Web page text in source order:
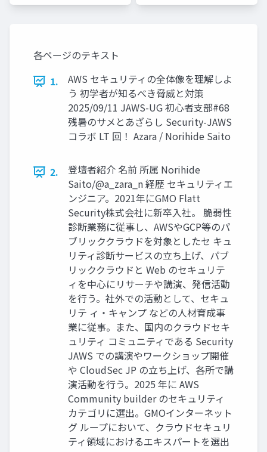
各ページのテキスト
1.
AWS セキュリティの全体像を理解しよ
う 初学者が知るべき脅威と対策
2025/09/11 JAWS-UG 初心者支部#68
残暑のサメとあざらし Security-JAWS
コラボ LT 回！ Azara / Norihide Saito
2.
登壇者紹介 名前 所属 Norihide
Saito/@a_zara_n 経歴 セキュリティエ
ンジニア。2021年にGMO Flatt
Security株式会社に新卒入社。 脆弱性
診断業務に従事し、AWSやGCP等のパ
ブリッククラウドを対象としたセ キュ
リティ診断サービスの立ち上げ、パブ
リッククラウドと Web のセキュリテ
ィを中心にリサーチや講演、発信活動
を行う。社外での活動として、セキュ
リテ ィ・キャンプ などの人材育成事
業に従事。また、国内のクラウドセキ
ュリティ コミュニティである Security
JAWS での講演やワークショップ開催
や CloudSec JP の立ち上げ、各所で講
演活動を行う。2025 年に AWS
Community builder のセキュリティ
カテゴリに選出。GMOインターネット
グ ループにおいて、クラウドセキュリ
ティ領域におけるエキスパートを選出